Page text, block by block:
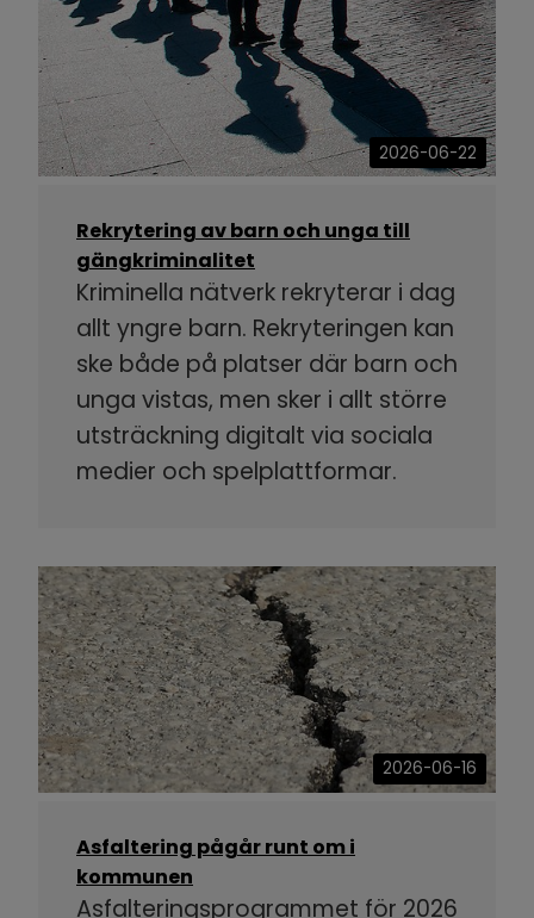
2026-06-22
Rekrytering av barn och unga till
gängkriminalitet
Kriminella nätverk rekryterar i dag
allt yngre barn. Rekryteringen kan
ske både på platser där barn och
unga vistas, men sker i allt större
utsträckning digitalt via sociala
medier och spelplattformar.
2026-06-16
Asfaltering pågår runt om i
kommunen
Asfalteringsprogrammet för 2026